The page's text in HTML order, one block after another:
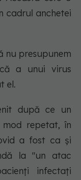
cadrul anchetei
nu presupunem
a unui virus
el.
după ce un
repetat, în
a fost ca și
la "un atac
infectați